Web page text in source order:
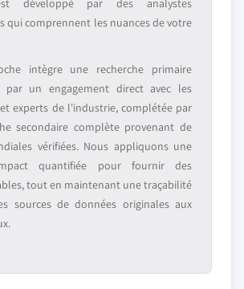
développé par des analystes
qui comprennent les nuances de votre
intègre une recherche primaire
par un engagement direct avec les
experts de l'industrie, complétée par
secondaire complète provenant de
vérifiées. Nous appliquons une
quantifiée pour fournir des
tout en maintenant une traçabilité
sources de données originales aux